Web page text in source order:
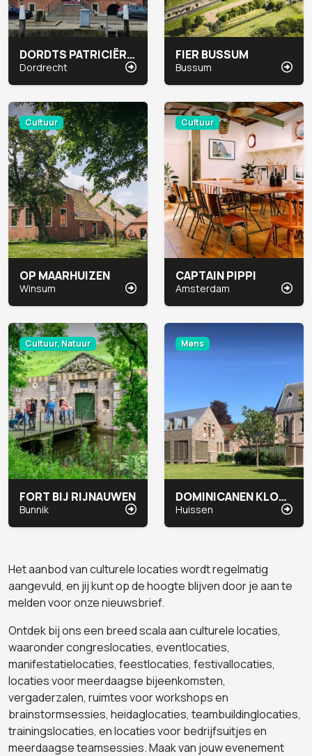
DORDTS PATRICIËRSHUIS
Dordrecht
FIER BUSSUM
Bussum
Cultuur
OP MAARHUIZEN
Winsum
Cultuur
CAPTAIN PIPPI
Amsterdam
Cultuur, Natuur
FORT BIJ RIJNAUWEN
Bunnik
Mens
DOMINICANEN KLOOSTER
Huissen
Het aanbod van culturele locaties wordt regelmatig
aangevuld, en jij kunt op de hoogte blijven door je aan te
melden voor onze nieuwsbrief.
Ontdek bij ons een breed scala aan culturele locaties,
waaronder congreslocaties, eventlocaties,
manifestatielocaties, feestlocaties, festivallocaties,
locaties voor meerdaagse bijeenkomsten,
vergaderzalen, ruimtes voor workshops en
brainstormsessies, heidaglocaties, teambuildinglocaties,
trainingslocaties, en locaties voor bedrijfsuitjes en
meerdaagse teamsessies. Maak van jouw evenement